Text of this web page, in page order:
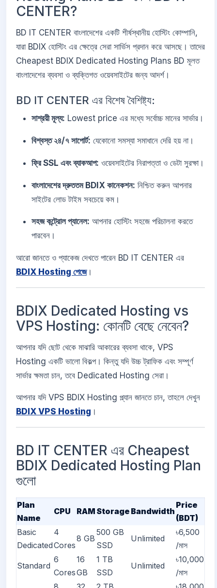
CENTER?
BD IT CENTER বাংলাদেশের একটি শীর্ষস্থানীয় হোস্টিং কোম্পানি,
যারা BDIX হোস্টিং এর ক্ষেত্রে সেরা সার্ভিস প্রদান করে আসছে। তাদের
Cheapest BDIX Dedicated Hosting Plans BD মূলত
বাংলাদেশের ব্যবসা ও ব্যক্তিগত ওয়েবসাইটের জন্য আদর্শ।
BD IT CENTER এর বিশেষ বৈশিষ্ট্য:
সাশ্রয়ী মূল্য: Lowest price এর মধ্যে সর্বোচ্চ মানের সার্ভার।
বিশ্বস্ত ২৪/৭ সাপোর্ট: যেকোনো সমস্যা সমাধানে দেরি হয় না।
ফ্রি SSL এবং ব্যাকআপ: ওয়েবসাইটের নিরাপত্তা ও ডেটা সুরক্ষা।
বাংলাদেশের দ্রুততম BDIX কানেকশন: নিশ্চিত করুন আপনার
সাইটের লোড টাইম সবচেয়ে কম।
সহজ কন্ট্রোল প্যানেল: আপনার হোস্টিং সহজে পরিচালনা করতে
পারবেন।
আরো জানতে ও প্যাকেজ দেখতে পারেন BD IT CENTER এর
BDIX Hosting পেজে।
BDIX Dedicated Hosting vs
VPS Hosting: কোনটি বেছে নেবেন?
আপনার যদি ছোট থেকে মাঝারি আকারের ব্যবসা থাকে, VPS
Hosting একটি ভালো বিকল্প। কিন্তু যদি উচ্চ ট্রাফিক এবং সম্পূর্ণ
সার্ভার ক্ষমতা চান, তবে Dedicated Hosting সেরা।
আপনার যদি VPS BDIX Hosting প্ল্যান জানতে চান, তাহলে দেখুন
BDIX VPS Hosting ।
BD IT CENTER এর Cheapest
BDIX Dedicated Hosting Plan
গুলো
Plan
Name
CPU RAM Storage Bandwidth
Price
(BDT)
Basic
Dedicated
4
Cores
8 GB
500 GB
SSD
Unlimited
৳6,500
/মাস
Standard
6
Cores
16
GB
1 TB
SSD
Unlimited
৳10,000
/মাস